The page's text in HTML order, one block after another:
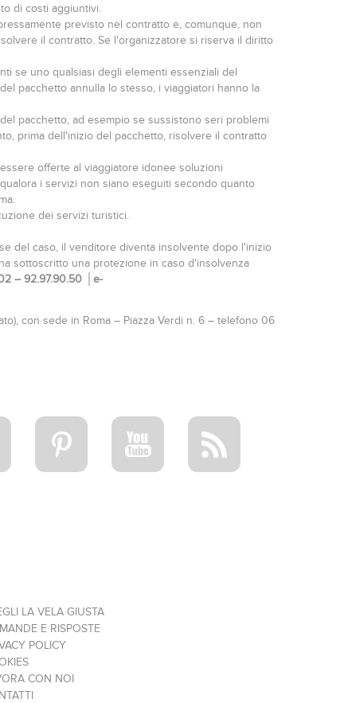
di costi aggiuntivi.
previsto nel contratto e, comunque, non
il contratto. Se l'organizzatore si riserva il diritto
se uno qualsiasi degli elementi essenziali del
pacchetto annulla lo stesso, i viaggiatori hanno la
pacchetto, ad esempio se sussistono seri problemi
prima dell'inizio del pacchetto, risolvere il contratto
offerte al viaggiatore idonee soluzioni
i servizi non siano eseguiti secondo quanto
dei servizi turistici.
del caso, il venditore diventa insolvente dopo l'inizio
sottoscritto una protezione in caso d'insolvenza
– 92.97.90.50 │e-
con sede in Roma – Piazza Verdi n. 6 – telefono 06
LA VELA GIUSTA
E RISPOSTE
POLICY
CON NOI